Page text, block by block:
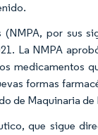
por sus
La NMPA
medicamentos
formas
de Maquinaria
que sigue